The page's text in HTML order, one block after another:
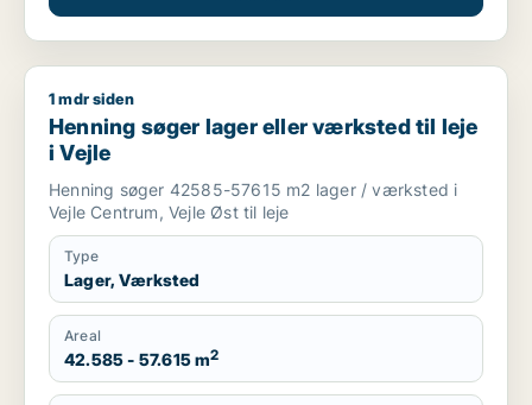
Henning søger lager eller værksted til leje i Vejle
1 mdr siden
Henning søger lager eller værksted til leje
i Vejle
Henning søger 42585-57615 m2 lager / værksted i
Vejle Centrum, Vejle Øst til leje
Type
Lager, Værksted
Areal
42.585 - 57.615 m2